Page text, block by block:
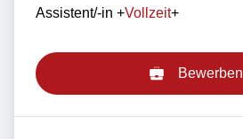
Assistent/-in +Vollzeit+
Bewerben